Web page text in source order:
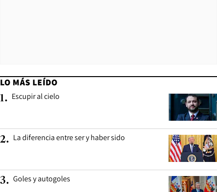
LO MÁS LEÍDO
1. Escupir al cielo
2. La diferencia entre ser y haber sido
3. Goles y autogoles